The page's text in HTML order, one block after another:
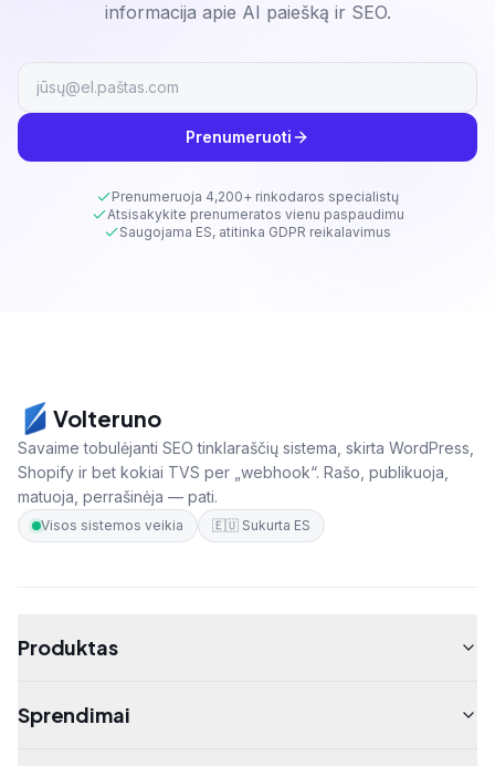
informacija apie AI paiešką ir SEO.
Prenumeruoti
Prenumeruoja 4,200+ rinkodaros specialistų
Atsisakykite prenumeratos vienu paspaudimu
Saugojama ES, atitinka GDPR reikalavimus
Volteruno
Savaime tobulėjanti SEO tinklaraščių sistema, skirta WordPress,
Shopify ir bet kokiai TVS per „webhook“. Rašo, publikuoja,
matuoja, perrašinėja — pati.
Visos sistemos veikia 🇪🇺 Sukurta ES
Produktas
Sprendimai